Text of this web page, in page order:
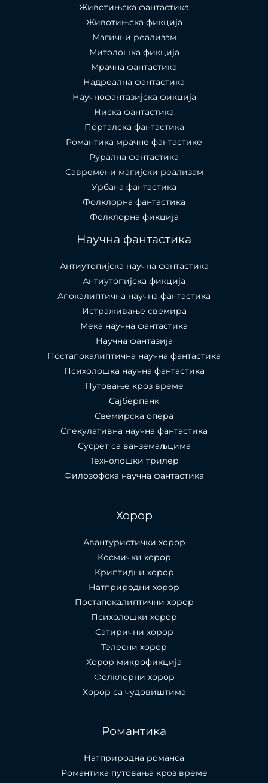
Животињска фантастика
Животињска фикција
Магични реализам
Митолошка фикција
Мрачна фантастика
Надреална фантастика
Научнофантазијска фикција
Ниска фантастика
Порталска фантастика​
Романтика мрачне фантастике
Рурална фантастика
Савремени магијски реализам
Урбана фантастика
Фолклорна фантастика
Фолклорна фикција
Научна фантастика
Антиутопијска научна фантастика
Антиутопијска фикција
Апокалиптична научна фантастика
Истраживање свемира
Мека научна фантастика
Научна фантазија
Постапокалиптична научна фантастика
Психолошка научна фантастика
Путовање кроз време
Сајберпанк
Свемирска опера
Спекулативна научна фантастика
Сусрет са ванземаљцима
Технолошки трилер
Филозофска научна фантастика
Хорор
Авантуристички хорор
Космички хорор
Криптидни хорор
Натприродни хорор
Постапокалиптични хорор
Психолошки хорор
Сатирични хорор
Телесни хорор
Хорор микрофикција
Фолклорни хорор
Хорор са чудовиштима
Романтика
Натприродна романса
Романтика путовања кроз време